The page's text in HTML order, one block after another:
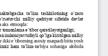
ta’lim  tashkilotining  o`zaro
milliy  qadriyat  sifatida  davlat
etmoqda:
e’tibor qaratilayotganligi;
imkoniyat tufayli qo’lga kiritilgan milliy
e`tiborning asosiy maqsadi bitta yosh
ham ta’lim-tarbiya  sohasiga  alohida